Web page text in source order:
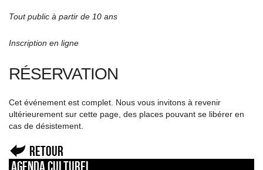
Tout public à partir de 10 ans
Inscription en ligne
RÉSERVATION
Cet événement est complet. Nous vous invitons à revenir
ultérieurement sur cette page, des places pouvant se libérer en
cas de désistement.
Retour
Agenda culturel